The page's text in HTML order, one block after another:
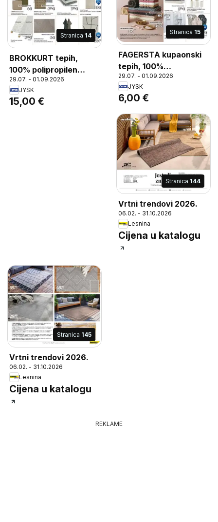
Stranica 14
BROKKURT tepih,
100% polipropilen
(100% reciklirano). Za
unutarnji/vanjski
prostor. 120x180 cm
29.07. - 01.09.2026
JYSK
15,00 €
Stranica 15
FAGERSTA kupaonski
tepih, 100%
poliesterska vlakna
(39% reciklirana).
50x80 cm.
29.07. - 01.09.2026
JYSK
6,00 €
Stranica 144
Vrtni trendovi 2026.
06.02. - 31.10.2026
Lesnina
Cijena u katalogu
Stranica 145
Vrtni trendovi 2026.
06.02. - 31.10.2026
Lesnina
Cijena u katalogu
REKLAME